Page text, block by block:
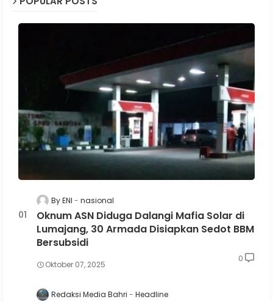
By ENI nasional
Oknum ASN Diduga Dalangi Mafia Solar di
Lumajang, 30 Armada Disiapkan Sedot BBM
Bersubsidi
Oktober 07, 2025
0
Redaksi Media Bahri Headline